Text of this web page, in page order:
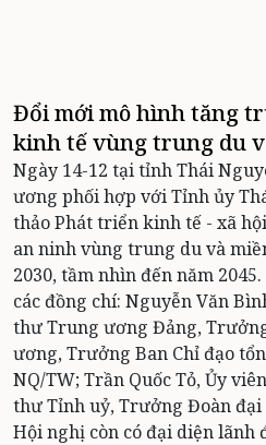
Đổi mới mô hình tăng
kinh tế vùng trung du
Ngày 14-12 tại tỉnh Thái
ương phối hợp với Tỉnh ủy
thảo Phát triển kinh tế - xã
an ninh vùng trung du và
2030, tầm nhìn đến năm
các đồng chí: Nguyễn Văn
thư Trung ương Đảng,
ương, Trưởng Ban Chỉ đạo
NQ/TW; Trần Quốc Tỏ, Ủy
thư Tỉnh uỷ, Trưởng Đoàn
Hội nghị còn có đại diện lãnh